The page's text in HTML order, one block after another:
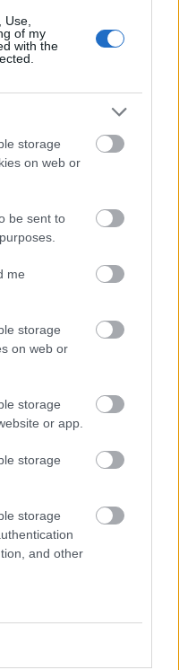
of my
with the
storage
on web or
be sent to
me
storage
on web or
storage
or app.
storage
storage
and other
kedves
gyengébbek ezek
vödröket
itt az ideje a
már megszokott
és gyakran pénzt is
arról, hogy
külön